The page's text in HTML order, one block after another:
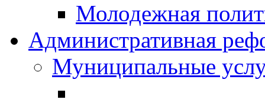
Молодежная
Административная
Муниципальные